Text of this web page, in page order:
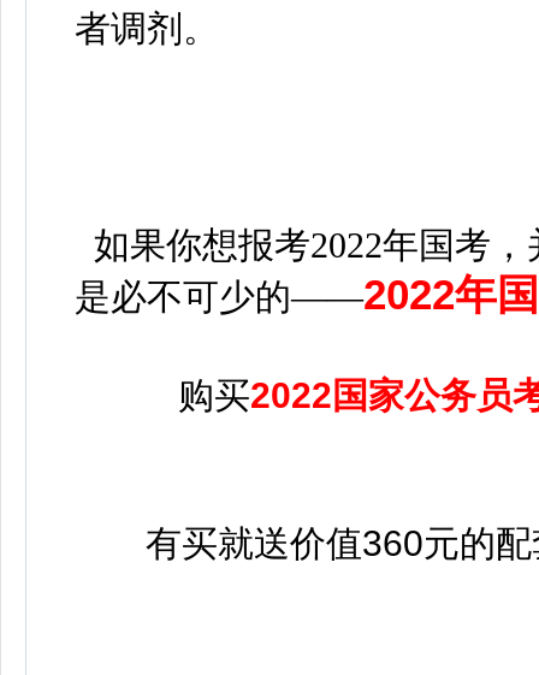
者调剂。
如果你想报考2022年国考
是必不可少的——2022年
购买2022国家公务员
有买就送价值360元的